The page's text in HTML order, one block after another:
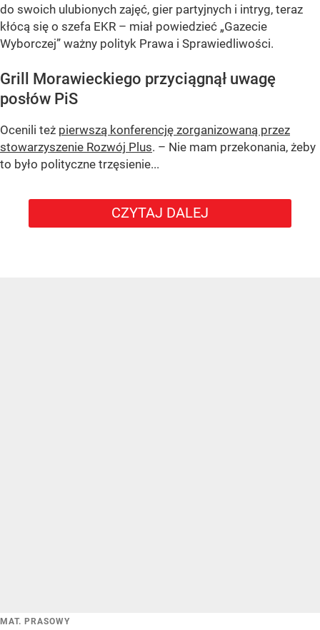
do swoich ulubionych zajęć, gier partyjnych i intryg, teraz
kłócą się o szefa EKR – miał powiedzieć „Gazecie
Wyborczej” ważny polityk Prawa i Sprawiedliwości.
Grill Morawieckiego przyciągnął uwagę
posłów PiS
Ocenili też pierwszą konferencję zorganizowaną przez
stowarzyszenie Rozwój Plus. – Nie mam przekonania, żeby
to było polityczne trzęsienie...
CZYTAJ DALEJ
MAT. PRASOWY